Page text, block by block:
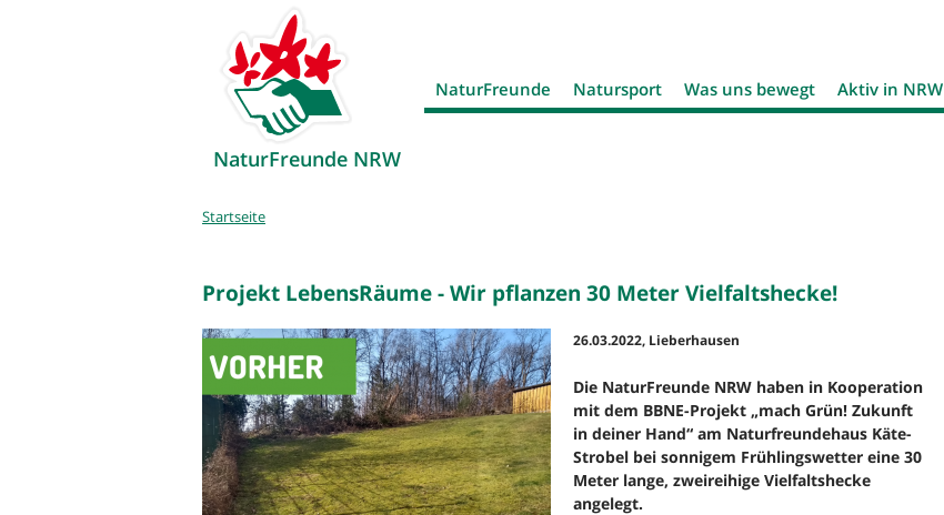
NaturFreunde NRW
NaturFreunde Natursport Was uns bewegt Aktiv in NRW
Sie
Startseite
Projekt LebensRäume - Wir pflanzen 30 Meter Vielfaltshecke!
26.03.2022, Lieberhausen
Die NaturFreunde NRW haben in Kooperation
mit dem BBNE-Projekt „mach Grün! Zukunft
in deiner Hand“ am Naturfreundehaus Käte-
Strobel bei sonnigem Frühlingswetter eine 30
Meter lange, zweireihige Vielfaltshecke
angelegt.